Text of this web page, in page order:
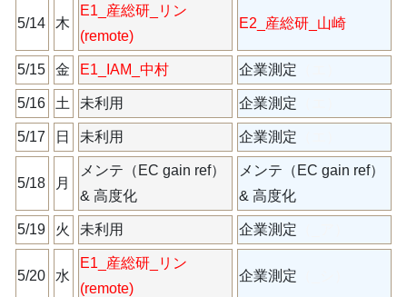
5/14 木
E1_産総研_リン
(remote)
E2_産総研_山崎
5/15 金 E1_IAM_中村 企業測定
5/16 土 未利用 企業測定
5/17 日 未利用 企業測定
5/18 月
メンテ（EC gain ref）
& 高度化
メンテ（EC gain ref）
& 高度化
5/19 火 未利用 企業測定
5/20 水
E1_産総研_リン
(remote)
企業測定